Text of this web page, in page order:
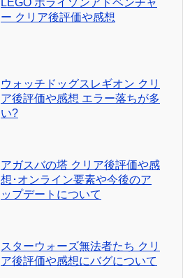
ー クリア後評価や感想
ウォッチドッグスレギオン クリ
ア後評価や感想 エラー落ちが多
い?
アガスバの塔 クリア後評価や感
想･オンライン要素や今後のア
ップデートについて
スターウォーズ無法者たち クリ
ア後評価や感想にバグについて